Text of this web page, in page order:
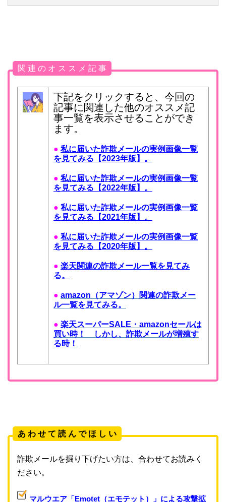
関 連 の オ ス ス メ 記 事
下記をクリックすると、今回の
記事に関連した他のオススメ記
事一覧を表示させることができ
ます。
● 私に届いた詐欺メールの実例画像一覧
を見てみる【2023年版】。
● 私に届いた詐欺メールの実例画像一覧
を見てみる【2022年版】。
● 私に届いた詐欺メールの実例画像一覧
を見てみる【2021年版】。
● 私に届いた詐欺メールの実例画像一覧
を見てみる【2020年版】。
● 楽天関連の詐欺メール一覧を見てみ
る。
● amazon（アマゾン）関連の詐欺メー
ル一覧を見てみる。
● 楽天スーパーSALE・amazonセールは
買い時！ しかし、詐欺メールが増殖す
る時！
あ わ せ て 読 ん で ほ し い
詐欺メールを掘り下げたい方は、合わせてお読みく
ださい。
マルウエア「Emotet（エモテット）」による攻撃拡